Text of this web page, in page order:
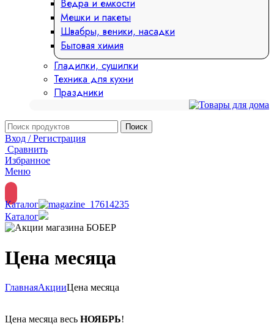
Ведра и емкости
Мешки и пакеты
Швабры, веники, насадки
Бытовая химия
Гладилки, сушилки
Техника для кухни
Праздники
Поиск
Вход / Регистрация
Сравнить
Избранное
Меню
Каталог
Каталог
Цена месяца
ГлавнаяАкцииЦена месяца
Цена месяца весь НОЯБРЬ!